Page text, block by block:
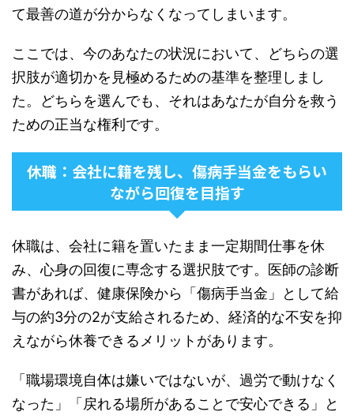
て最善の道が分からなくなってしまいます。
ここでは、今のあなたの状況において、どちらの選
択肢が適切かを見極めるための基準を整理しまし
た。どちらを選んでも、それはあなたが自分を救う
ための正当な権利です。
休職：会社に籍を残し、傷病手当金をもらい
ながら回復を目指す
休職は、会社に籍を置いたまま一定期間仕事を休
み、心身の回復に専念する選択肢です。医師の診断
書があれば、健康保険から「傷病手当金」として給
与の約3分の2が支給されるため、経済的な不安を抑
えながら休養できるメリットがあります。
「職場環境自体は嫌いではないが、過労で動けなく
なった」「戻れる場所があることで安心できる」と